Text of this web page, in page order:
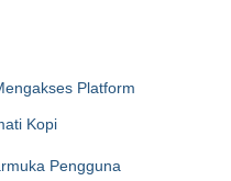
Platform
Kopi
Pengguna